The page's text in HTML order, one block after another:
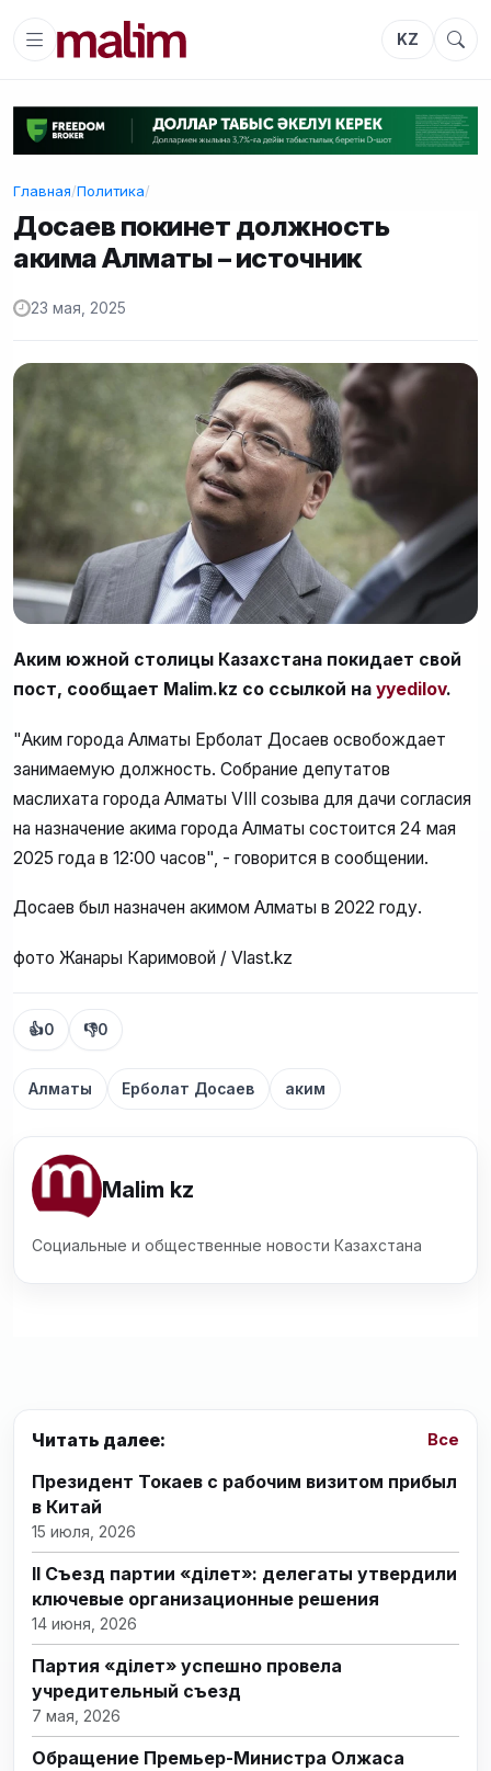
KZ
Главная/Политика/
Досаев покинет должность
акима Алматы – источник
23 мая, 2025
Аким южной столицы Казахстана покидает свой
пост, сообщает Malim.kz со ссылкой на yyedilov.
"Аким города Алматы Ерболат Досаев освобождает
занимаемую должность. Собрание депутатов
маслихата города Алматы VIII созыва для дачи согласия
на назначение акима города Алматы состоится 24 мая
2025 года в 12:00 часов", - говорится в сообщении.
Досаев был назначен акимом Алматы в 2022 году.
фото Жанары Каримовой / Vlast.kz
👍0 👎0
Алматы Ерболат Досаев аким
Malim kz
Социальные и общественные новости Казахстана
Читать далее: Все
Президент Токаев с рабочим визитом прибыл
в Китай
15 июля, 2026
II Съезд партии «Әділет»: делегаты утвердили
ключевые организационные решения
14 июня, 2026
Партия «Әділет» успешно провела
учредительный съезд
7 мая, 2026
Обращение Премьер-Министра Олжаса